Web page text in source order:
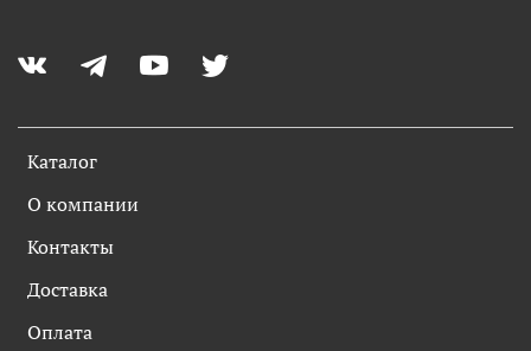
Каталог
О компании
Контакты
Доставка
Оплата